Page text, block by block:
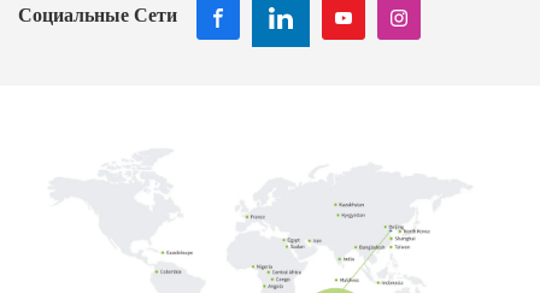
Социальные Сети